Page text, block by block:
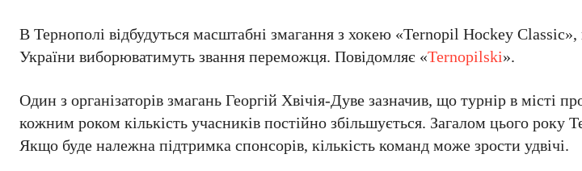
В Тернополі відбудуться масштабні змагання з хокею «Ternopil Hockey Classic»,
України виборюватимуть звання переможця. Повідомляє «Ternopilski».
Один з організаторів змагань Георгій Хвічія-Дуве зазначив, що турнір в місті
кожним роком кількість учасників постійно збільшується. Загалом цього року
Якщо буде належна підтримка спонсорів, кількість команд може зрости удвічі.